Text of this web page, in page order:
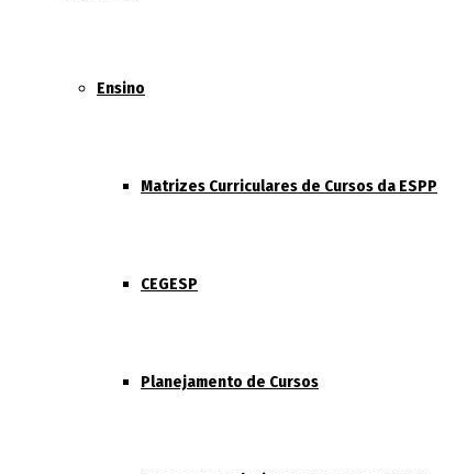
Ensino
Matrizes Curriculares de Cursos da ESPP
CEGESP
Planejamento de Cursos